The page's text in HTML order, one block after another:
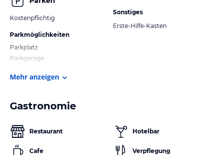
Kostenpflichtig
Parkmöglichkeiten
Parkplatz
Parkgarage
Sonstiges
Erste-Hilfe-Kasten
Mehr anzeigen
Gastronomie
Restaurant
Cafe
Hotelbar
Verpflegung